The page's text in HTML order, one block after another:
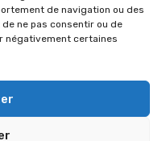
de navigation ou des
ne pas consentir ou de
négativement certaines